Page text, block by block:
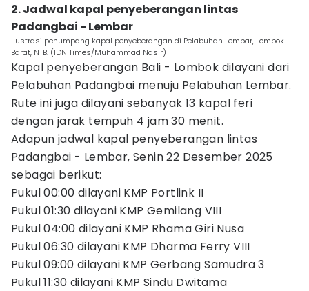
2. Jadwal kapal penyeberangan lintas
Padangbai - Lembar
Ilustrasi penumpang kapal penyeberangan di Pelabuhan Lembar, Lombok
Barat, NTB. (IDN Times/Muhammad Nasir)
Kapal penyeberangan Bali - Lombok dilayani dari
Pelabuhan Padangbai menuju Pelabuhan Lembar.
Rute ini juga dilayani sebanyak 13 kapal feri
dengan jarak tempuh 4 jam 30 menit.
Adapun jadwal kapal penyeberangan lintas
Padangbai - Lembar, Senin 22 Desember 2025
sebagai berikut:
Pukul 00:00 dilayani KMP Portlink II
Pukul 01:30 dilayani KMP Gemilang VIII
Pukul 04:00 dilayani KMP Rhama Giri Nusa
Pukul 06:30 dilayani KMP Dharma Ferry VIII
Pukul 09:00 dilayani KMP Gerbang Samudra 3
Pukul 11:30 dilayani KMP Sindu Dwitama